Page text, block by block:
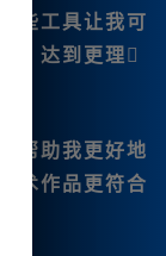
些工具让我可
，达到更理
帮助我更好地
术作品更符合